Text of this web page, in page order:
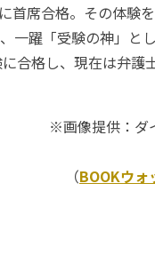
首席合格。その体験
一躍「受験の神」と
合格し、現在は弁護士
※画像提供：ダ
（BOOKウォ